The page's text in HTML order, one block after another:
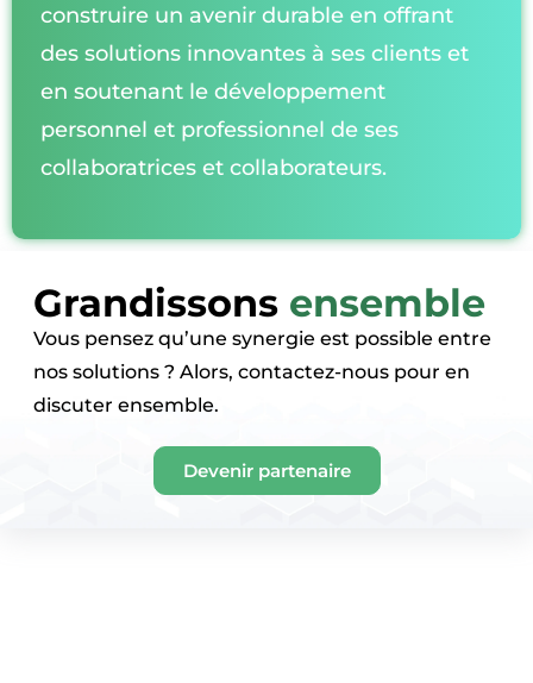
construire un avenir durable en offrant
des solutions innovantes à ses clients et
en soutenant le développement
personnel et professionnel de ses
collaboratrices et collaborateurs.
Grandissons ensemble
Vous pensez qu’une synergie est possible entre
nos solutions ? Alors, contactez-nous pour en
discuter ensemble.
Devenir partenaire